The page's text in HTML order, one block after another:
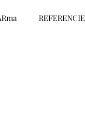
REFERENCIE